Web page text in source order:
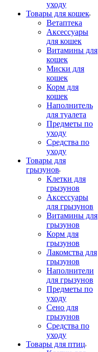
уходу
Товары для кошек
Ветаптека
Аксессуары
для кошек
Витамины для
кошек
Миски для
кошек
Корм для
кошек
Наполнитель
для туалета
Предметы по
уходу
Средства по
уходу
Товары для
грызунов
Клетки для
грызунов
Аксессуары
для грызунов
Витамины для
грызунов
Корм для
грызунов
Лакомства для
грызунов
Наполнители
для грызунов
Предметы по
уходу
Сено для
грызунов
Средства по
уходу
Товары для птиц